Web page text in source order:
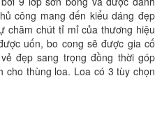
công mang đến kiểu dáng đẹp
chăm chút tỉ mỉ của thương hiệu
uốn, bo cong sẽ được gia cố
đẹp sang trọng đồng thời góp
cho thùng loa. Loa có 3 tùy chọn